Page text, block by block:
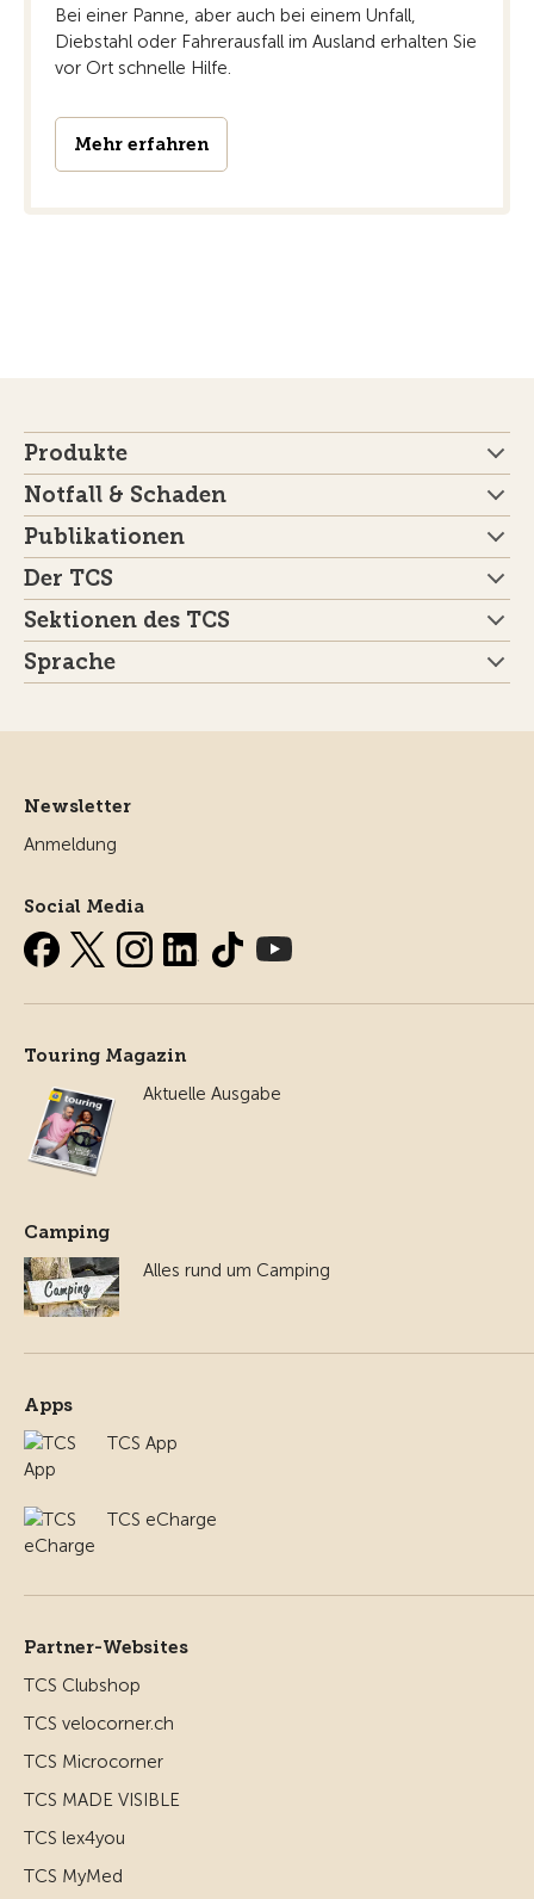
Bei einer Panne, aber auch bei einem Unfall,
Diebstahl oder Fahrerausfall im Ausland erhalten Sie
vor Ort schnelle Hilfe.
Mehr erfahren
Produkte
Notfall & Schaden
Publikationen
Der TCS
Sektionen des TCS
Sprache
Newsletter
Anmeldung
Social Media
Touring Magazin
Aktuelle Ausgabe
Camping
Alles rund um Camping
Apps
TCS App
TCS eCharge
Partner-Websites
TCS Clubshop
TCS velocorner.ch
TCS Microcorner
TCS MADE VISIBLE
TCS lex4you
TCS MyMed